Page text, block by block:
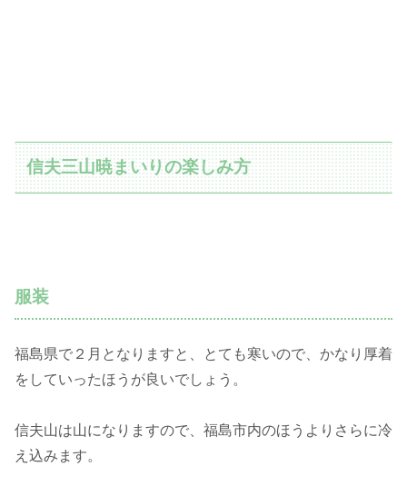
信夫三山暁まいりの楽しみ方
服装
福島県で２月となりますと、とても寒いので、かなり厚着
をしていったほうが良いでしょう。
信夫山は山になりますので、福島市内のほうよりさらに冷
え込みます。